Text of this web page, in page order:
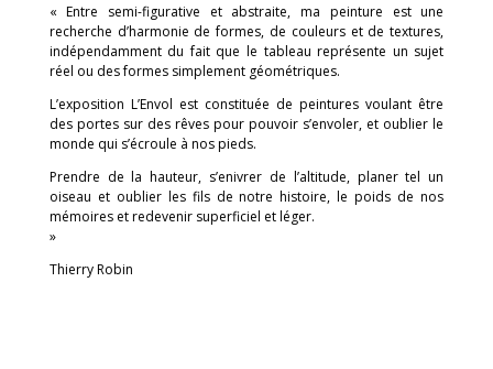
« Entre semi-figurative et abstraite, ma peinture est une
recherche d’harmonie de formes, de couleurs et de textures,
indépendamment du fait que le tableau représente un sujet
réel ou des formes simplement géométriques.
L’exposition L’Envol est constituée de peintures voulant être
des portes sur des rêves pour pouvoir s’envoler, et oublier le
monde qui s’écroule à nos pieds.
Prendre de la hauteur, s’enivrer de l’altitude, planer tel un
oiseau et oublier les fils de notre histoire, le poids de nos
mémoires et redevenir superficiel et léger.
»
Thierry Robin